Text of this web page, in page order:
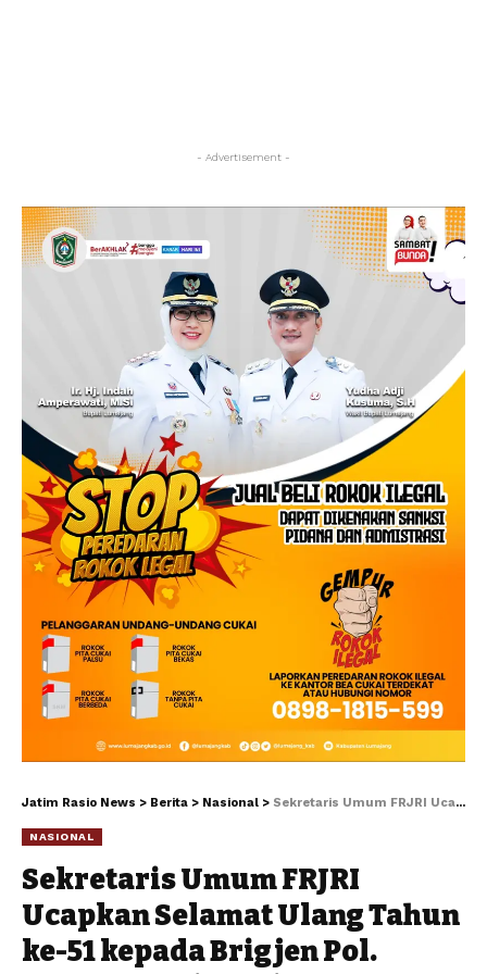
- Advertisement -
Jatim Rasio News > Berita > Nasional > Sekretaris Umum FRJRI Ucapkan Selamat Ulang Tahun ke-51 kepada Brigjen Pol. Nunung Syaifuddin, S.I.K., M.M.
NASIONAL
Sekretaris Umum FRJRI
Ucapkan Selamat Ulang Tahun
ke-51 kepada Brigjen Pol.